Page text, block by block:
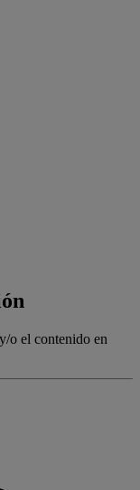
o el contenido en